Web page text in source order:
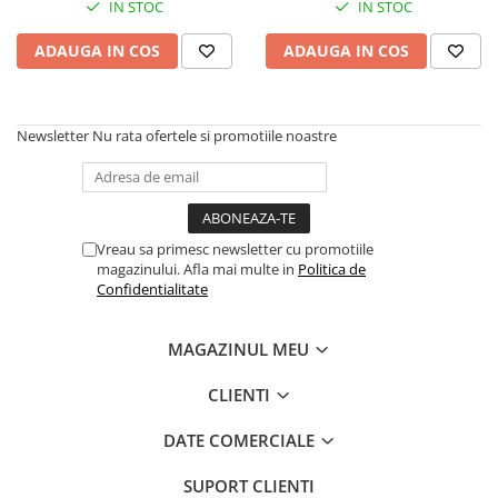
Antioxidanti
Altele-Suplimente alimentare
IN STOC
ADAUGA IN COS
IN STOC
ADAUGA IN COS
Newsletter Nu rata ofertele si promotiile noastre
Vreau sa primesc newsletter cu promotiile
magazinului. Afla mai multe in Politica de
Confidentialitate
MAGAZINUL MEU
CLIENTI
DATE COMERCIALE
SUPORT CLIENTI